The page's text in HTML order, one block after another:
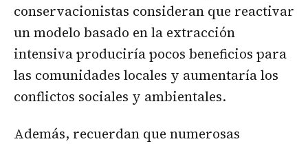
conservacionistas consideran que reactivar
un modelo basado en la extracción
intensiva produciría pocos beneficios para
las comunidades locales y aumentaría los
conflictos sociales y ambientales.
Además, recuerdan que numerosas